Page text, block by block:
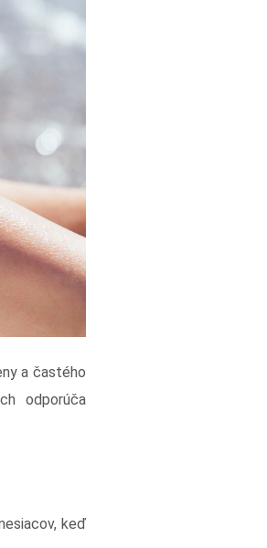
a častého
odporúča
keď